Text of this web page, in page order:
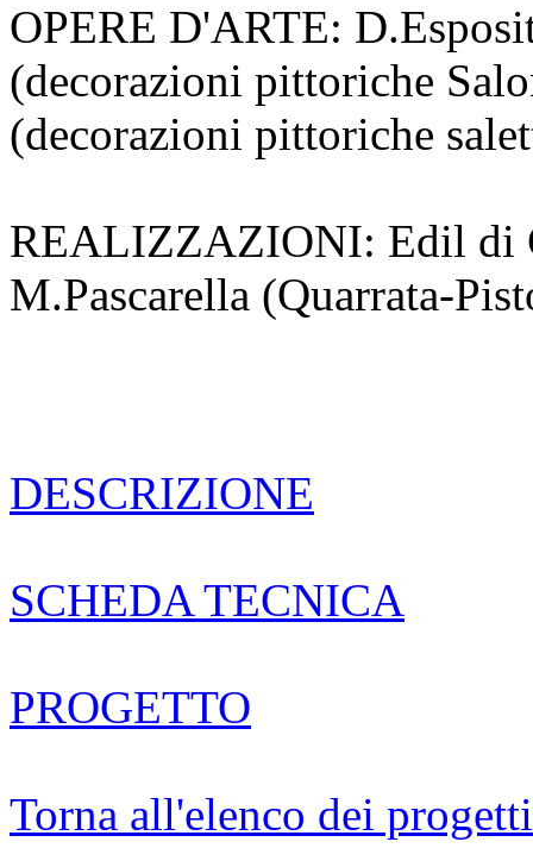
OPERE D'ARTE:
(decorazioni pittoriche
(decorazioni pittoriche
REALIZZAZIONI: Edil di
M.Pascarella (Quarrata-
DESCRIZIONE
SCHEDA TECNICA
PROGETTO
Torna all'elenco dei progetti